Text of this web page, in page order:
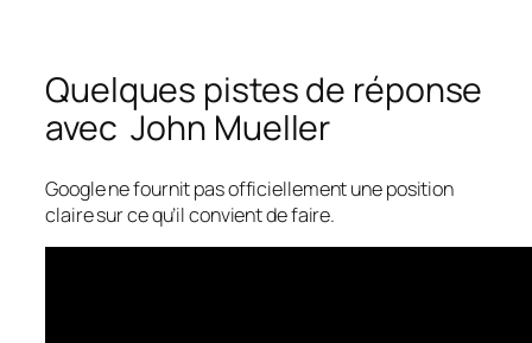
Quelques pistes de réponse
avecJohn Mueller
Google ne fournit pas officiellement une position
claire sur ce qu’il convient de faire.